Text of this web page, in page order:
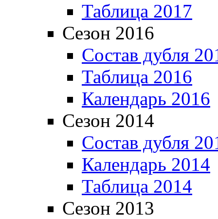
Таблица 2017
Сезон 2016
Состав дубля
Таблица 2016
Календарь 2016
Сезон 2014
Состав дубля
Календарь 2014
Таблица 2014
Сезон 2013